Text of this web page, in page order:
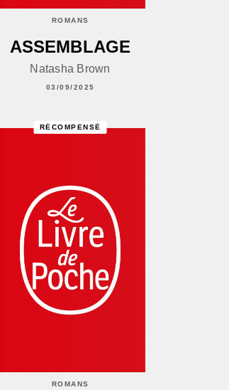
ROMANS
ASSEMBLAGE
Natasha Brown
03/09/2025
RÉCOMPENSÉ
ROMANS